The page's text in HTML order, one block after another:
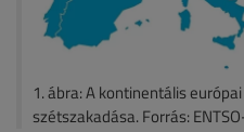
1. ábra: A kontinentális
szétszakadása. Forrás: